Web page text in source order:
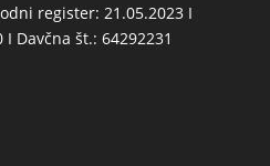
register: 21.05.2023 I
Davčna št.: 64292231